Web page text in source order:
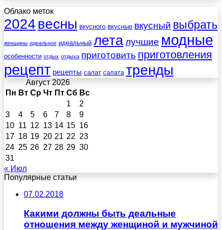
Облако меток
2024 весны вкусного вкусные вкусный выбрать
женщины идеальное идеальный леталучшие модные
особенности отдых отдыха приготовить приготовления
рецепт рецепты салат салата тренды
Август 2026
Пн Вт Ср Чт Пт Сб Вс
1
2
3
4 5 6 7 8
9
10 11 12 13 14 15 16
17 18 19 20 21 22 23
24 25 26 27 28 29 30
31
« Июл
Популярные статьи
07.02.2018
Какими должны быть деальные
отношения между женщиной и мужчиной